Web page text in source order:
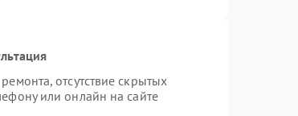
отсутствие скрытых
или онлайн на сайте